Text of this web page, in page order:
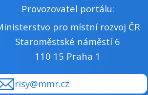
Provozovatel portálu:
pro místní rozvoj ČR
Staroměstské náměstí 6
110 15 Praha 1
risy@mmr.cz